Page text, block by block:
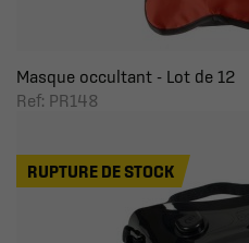
Masque occultant - Lot de 12
Ref: PR148
RUPTURE DE STOCK